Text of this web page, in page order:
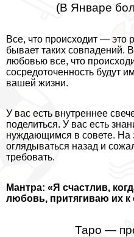
(В Январе
Все, что происходит — это
бывает таких совпадений.
любовью все, что
сосредоточенность будут
вашей жизни.
У вас есть внутреннее
поделиться. У вас есть
нуждающимся в совете. На
оглядываться назад и
требовать.
Мантра: «Я счастлив,
любовь, притягиваю их к
Таро —